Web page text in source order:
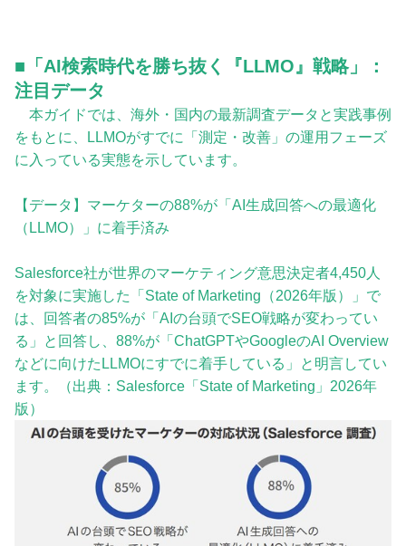
■「AI検索時代を勝ち抜く『LLMO』戦略」：
注目データ
本ガイドでは、海外・国内の最新調査データと実践事例
をもとに、LLMOがすでに「測定・改善」の運用フェーズ
に入っている実態を示しています。
【データ】マーケターの88%が「AI生成回答への最適化
（LLMO）」に着手済み
Salesforce社が世界のマーケティング意思決定者4,450人
を対象に実施した「State of Marketing（2026年版）」で
は、回答者の85%が「AIの台頭でSEO戦略が変わってい
る」と回答し、88%が「ChatGPTやGoogleのAI Overview
などに向けたLLMOにすでに着手している」と明言してい
ます。（出典：Salesforce「State of Marketing」2026年
版）